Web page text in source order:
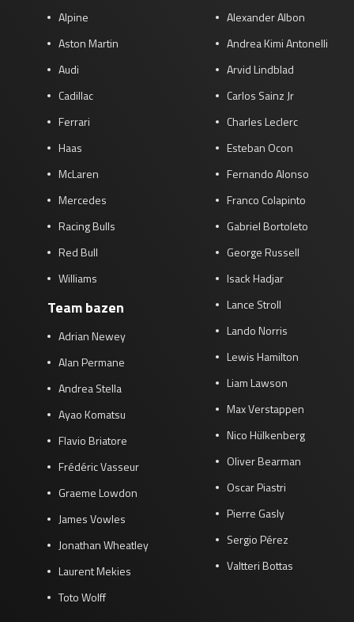
Alpine
Aston Martin
Audi
Cadillac
Ferrari
Haas
McLaren
Mercedes
Racing Bulls
Red Bull
Williams
Team bazen
Adrian Newey
Alan Permane
Andrea Stella
Ayao Komatsu
Flavio Briatore
Frédéric Vasseur
Graeme Lowdon
James Vowles
Jonathan Wheatley
Laurent Mekies
Toto Wolff
Alexander Albon
Andrea Kimi Antonelli
Arvid Lindblad
Carlos Sainz Jr
Charles Leclerc
Esteban Ocon
Fernando Alonso
Franco Colapinto
Gabriel Bortoleto
George Russell
Isack Hadjar
Lance Stroll
Lando Norris
Lewis Hamilton
Liam Lawson
Max Verstappen
Nico Hülkenberg
Oliver Bearman
Oscar Piastri
Pierre Gasly
Sergio Pérez
Valtteri Bottas